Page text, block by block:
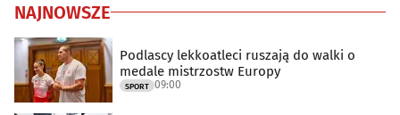
NAJNOWSZE
Podlascy lekkoatleci ruszają do walki o
medale mistrzostw Europy
SPORT 09:00